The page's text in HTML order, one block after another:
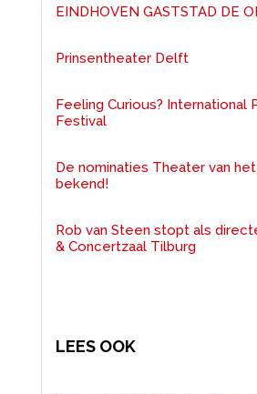
EINDHOVEN GASTSTAD DE
Prinsentheater Delft
Feeling Curious? International
Festival
De nominaties Theater van het
bekend!
Rob van Steen stopt als
& Concertzaal Tilburg
LEES OOK